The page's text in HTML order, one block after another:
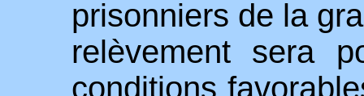
prisonniers de la
relèvement sera
conditions